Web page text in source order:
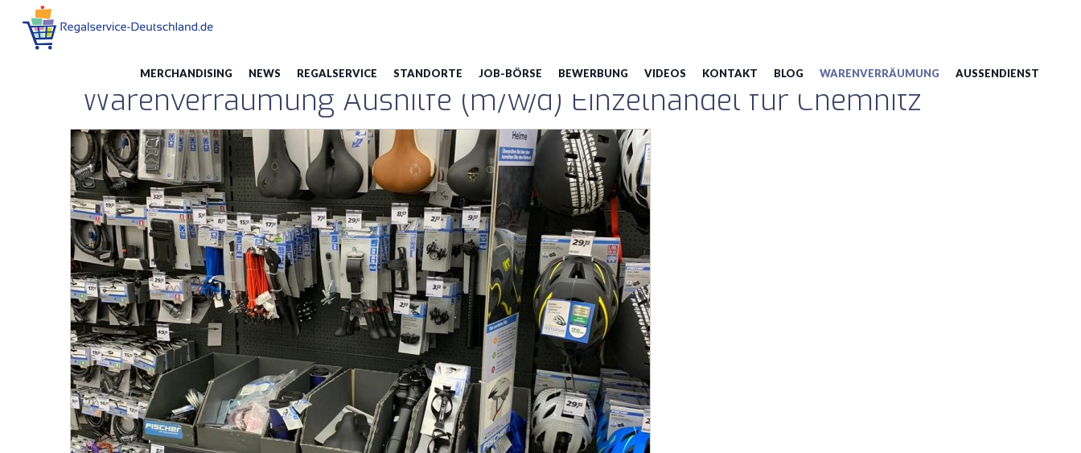
MERCHANDISING NEWS REGALSERVICE STANDORTE JOB-BÖRSE BEWERBUNG VIDEOS KONTAKT BLOG WARENVERRÄUMUNG AUSSENDIENST
Warenverräumung Aushilfe (m/w/d) Einzelhandel für Chemnitz